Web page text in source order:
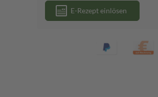
E-Rezept einlösen